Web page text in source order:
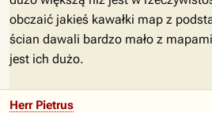
obczaić jakieś kawałki map z
ścian dawali bardzo mało z
jest ich dużo.
Herr Pietrus